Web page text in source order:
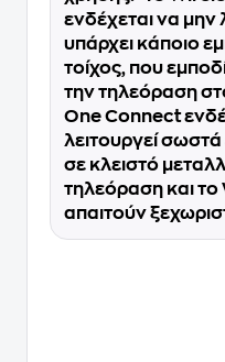
ενδέχεται να μην
υπάρχει κάποιο
τοίχος, που
την τηλεόραση
One Connect
λειτουργεί
σε κλειστό
τηλεόραση και
απαιτούν